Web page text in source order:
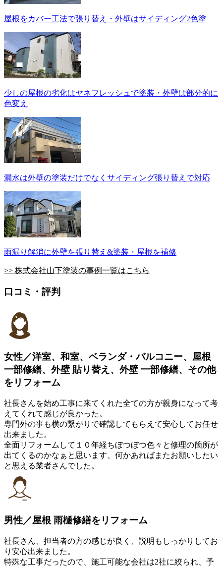
屋根をカバー工法で張り替え・外壁はサイディング2色塗
少しの屋根の劣化はヤネフレッシュで塗装・外壁は部分的に
色変え
漏水は外壁の塗装だけでなくサイディング張り替えで対応
雨漏り解消に外壁を張り替え&塗装・屋根を補修
>> 株式会社山下塗装の事例一覧はこちら
口コミ・評判
女性／洋室、和室、ベランダ・バルコニー、屋根
一部修繕、外壁 貼り替え、外壁 一部修繕、その他
をリフォーム
社長さんを始め工事に来てくれた全ての方が親身になって考
えてくれて感じが良かった。
専門外の事も横の繋がりで確認してもらえて安心してお任せ
出来ました。
全面リフォームして１０年経ちぼつぼつ色々と修理の箇所が
出てくるのかなぁと思います、何かあればまたお願いしたい
と思える業者さんでした。
男性／屋根 雨樋修繕をリフォーム
社長さん、担当者の方の感じが良く、説明もしっかりしてお
り安心出来ました。
特殊な工事だったので、施工可能な会社は2社に絞られ、予